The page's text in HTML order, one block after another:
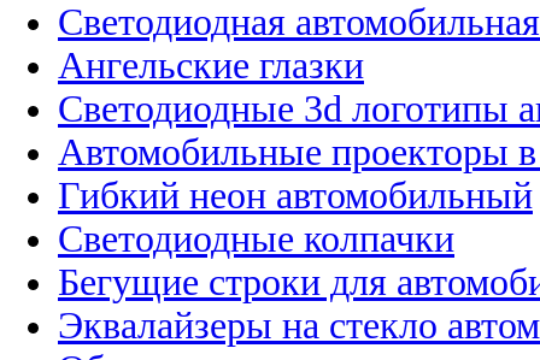
Светодиодная
Ангельские глазки
Светодиодные 3d логотипы
Автомобильные проекторы
Гибкий неон автомобильный
Светодиодные колпачки
Бегущие строки для
Эквалайзеры на стекло